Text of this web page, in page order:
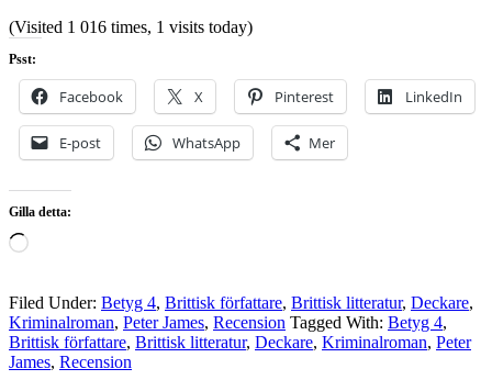
(Visited 1 016 times, 1 visits today)
Psst:
Facebook X Pinterest LinkedIn
E-post WhatsApp Mer
Gilla detta:
Laddar
Filed Under: Betyg 4, Brittisk författare, Brittisk litteratur, Deckare,
Kriminalroman, Peter James, Recension Tagged With: Betyg 4,
Brittisk författare, Brittisk litteratur, Deckare, Kriminalroman, Peter
James, Recension